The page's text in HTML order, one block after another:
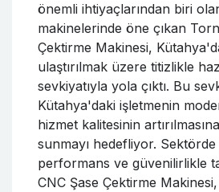
önemli ihtiyaçlarından biri
makinelerinde öne çıkan
Çektirme Makinesi,
ulaştırılmak üzere titizlikle
sevkiyatıyla yola çıktı. Bu
Kütahya'daki işletmenin
hizmet kalitesinin
sunmayı hedefliyor.
performans ve güvenilirlikle
CNC Şase Çektirme